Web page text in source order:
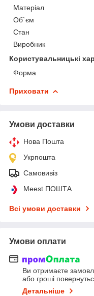
Матеріал
Об`єм
Стан
Виробник
Користувальницькі
Форма
Приховати
Умови доставки
Нова Пошта
Укрпошта
Самовивіз
Meest ПОШТА
Всі умови доставки
Умови оплати
Ви отримаєте
або гроші
Детальніше